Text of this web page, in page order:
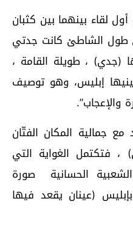
لقاء بينهما بين كثبان
طول الشاطئ كانت جدتي
(جدي) ، طويلة القامة ،
إبليس، وهو توصيف
والإعجاب”.
جمالية المكان الفتّان
فتكتمل الغواية التي
الحسانية صورة
(عينان يقعد فيها